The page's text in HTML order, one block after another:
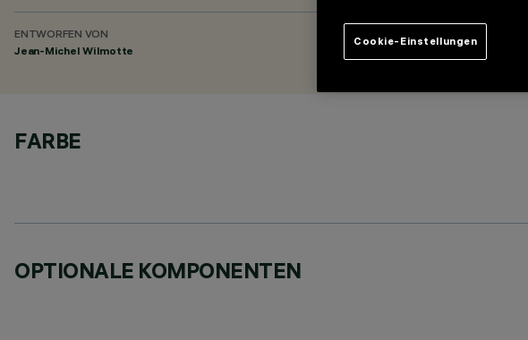
ENTWORFEN VON
Jean-Michel Wilmotte
FARBE
OPTIONALE KOMPONENTEN
Cookie-Einstellungen